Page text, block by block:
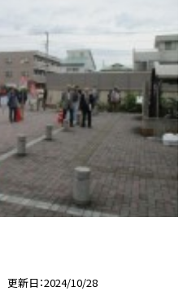
更新日 2024/10/28